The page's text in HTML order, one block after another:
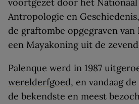
Antropologie en
de graftombe opgegraven van
een Mayakoning uit de
Palenque werd in 1987
werelderfgoed, en vandaag
de bekendste en meest